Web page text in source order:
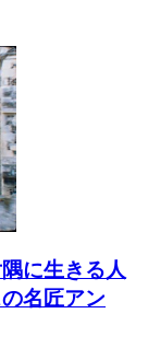
に生きる人
名匠アン